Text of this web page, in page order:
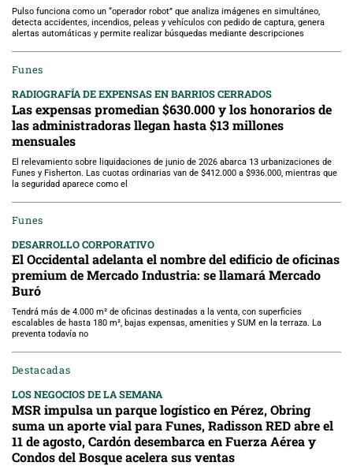
Pulso funciona como un “operador robot” que analiza imágenes en simultáneo,
detecta accidentes, incendios, peleas y vehículos con pedido de captura, genera
alertas automáticas y permite realizar búsquedas mediante descripciones
Funes
RADIOGRAFÍA DE EXPENSAS EN BARRIOS CERRADOS
Las expensas promedian $630.000 y los honorarios de
las administradoras llegan hasta $13 millones
mensuales
El relevamiento sobre liquidaciones de junio de 2026 abarca 13 urbanizaciones de
Funes y Fisherton. Las cuotas ordinarias van de $412.000 a $936.000, mientras que
la seguridad aparece como el
Funes
DESARROLLO CORPORATIVO
El Occidental adelanta el nombre del edificio de oficinas
premium de Mercado Industria: se llamará Mercado
Buró
Tendrá más de 4.000 m² de oficinas destinadas a la venta, con superficies
escalables de hasta 180 m², bajas expensas, amenities y SUM en la terraza. La
preventa todavía no
Destacadas
LOS NEGOCIOS DE LA SEMANA
MSR impulsa un parque logístico en Pérez, Obring
suma un aporte vial para Funes, Radisson RED abre el
11 de agosto, Cardón desembarca en Fuerza Aérea y
Condos del Bosque acelera sus ventas